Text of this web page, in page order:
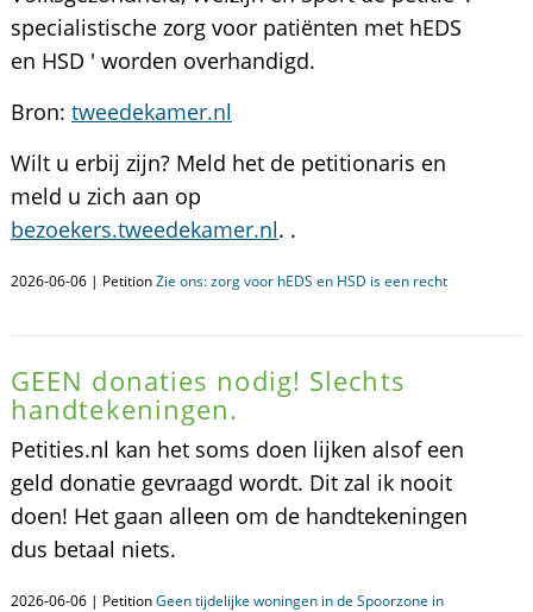
specialistische zorg voor patiënten met hEDS
en HSD ' worden overhandigd.
Bron: tweedekamer.nl
Wilt u erbij zijn? Meld het de petitionaris en
meld u zich aan op
bezoekers.tweedekamer.nl. .
2026-06-06 | PetitionZie ons: zorg voor hEDS en HSD is een recht
GEEN donaties nodig! Slechts
handtekeningen.
Petities.nl kan het soms doen lijken alsof een
geld donatie gevraagd wordt. Dit zal ik nooit
doen! Het gaan alleen om de handtekeningen
dus betaal niets.
2026-06-06 | PetitionGeen tijdelijke woningen in de Spoorzone in